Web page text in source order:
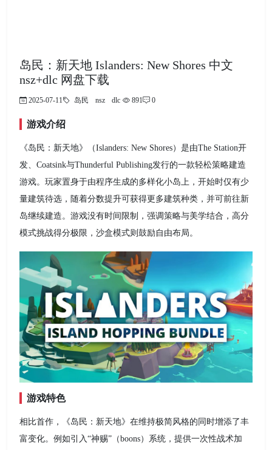
岛民：新天地 Islanders: New Shores 中文
nsz+dlc 网盘下载
2025-07-11 岛民 nsz dlc 891 0
游戏介绍
《岛民：新天地》（Islanders: New Shores）是由The Station开
发、Coatsink与Thunderful Publishing发行的一款轻松策略建造
游戏。玩家置身于由程序生成的多样化小岛上，开始时仅有少
量建筑待选，随着分数提升可获得更多建筑种类，并可前往新
岛继续建造。游戏没有时间限制，强调策略与美学结合，高分
模式挑战得分极限，沙盒模式则鼓励自由布局。
游戏特色
相比首作，《岛民：新天地》在维持极简风格的同时增添了丰
富变化。例如引入“神赐”（boons）系统，提供一次性战术加